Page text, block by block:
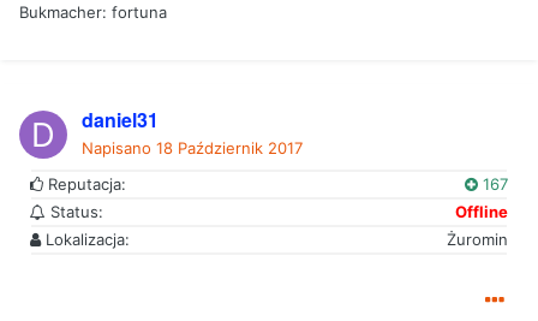
Bukmacher: fortuna
daniel31
Napisano 18 Październik 2017
Reputacja:
167
Status:
Offline
Lokalizacja:
Żuromin